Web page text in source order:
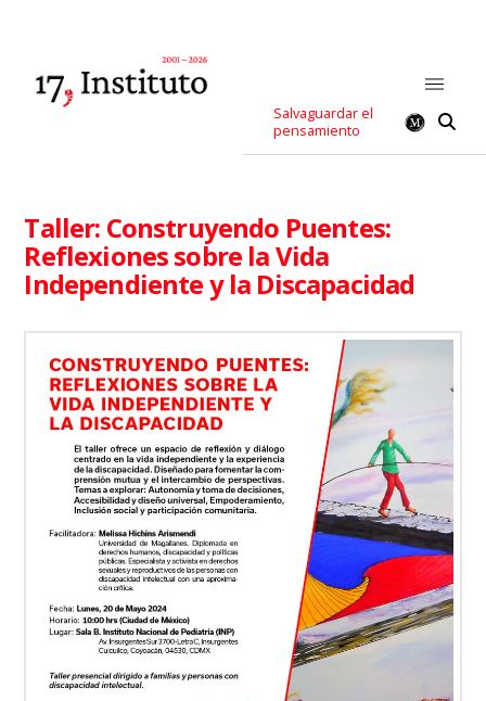
Salvaguardar el
pensamiento
Taller: Construyendo Puentes:
Reflexiones sobre la Vida
Independiente y la Discapacidad